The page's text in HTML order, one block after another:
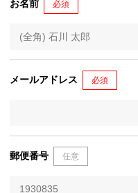
お名前 必須
メールアドレス 必須
郵便番号 任意